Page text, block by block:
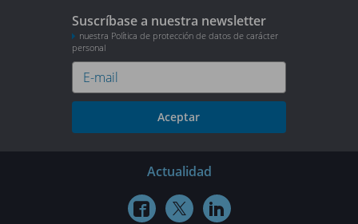
Suscríbase a nuestra newsletter
nuestra Política de protección de datos de carácter
personal
Aceptar
Actualidad
  